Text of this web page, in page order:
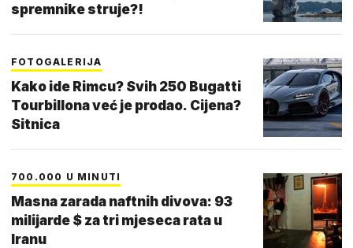
spremnike struje?!
FOTOGALERIJA
Kako ide Rimcu? Svih 250 Bugatti
Tourbillona već je prodao. Cijena?
Sitnica
700.000 U MINUTI
Masna zarada naftnih divova: 93
milijarde $ za tri mjeseca rata u
Iranu